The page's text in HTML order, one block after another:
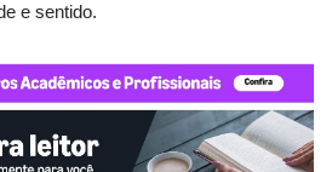
e sentido.